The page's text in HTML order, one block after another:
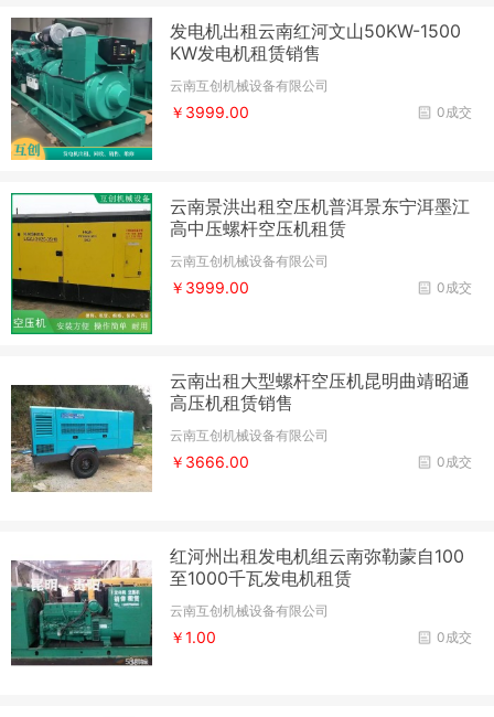
发电机出租云南红河文山50KW-1500
KW发电机租赁销售
云南互创机械设备有限公司
0成交
￥3999.00
云南景洪出租空压机普洱景东宁洱墨江
高中压螺杆空压机租赁
云南互创机械设备有限公司
0成交
￥3999.00
云南出租大型螺杆空压机昆明曲靖昭通
高压机租赁销售
云南互创机械设备有限公司
0成交
￥3666.00
红河州出租发电机组云南弥勒蒙自100
至1000千瓦发电机租赁
云南互创机械设备有限公司
0成交
￥1.00